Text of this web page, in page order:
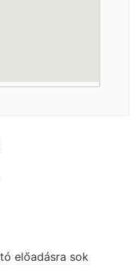
előadásra sok